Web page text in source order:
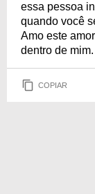
essa pessoa
quando você
Amo este
dentro de
COPIAR